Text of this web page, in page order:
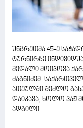
უნგრეთმა 45-ე
ტურნირზე
მედალი მოიპოვა
ძაგნიძემ.
ათეულში შეძლო
დაიკავა, ხოლო ვაჟ
ადგილი.